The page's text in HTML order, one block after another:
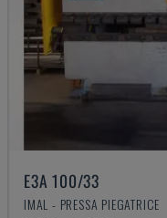
E3A 100/33
IMAL - PRESSA PIEGATRICE